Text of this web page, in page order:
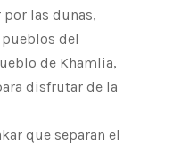
las dunas,
del
de Khamlia,
disfrutar de la
que separan el